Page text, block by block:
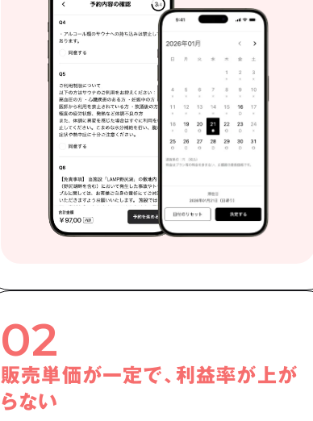
02
販売単価が一定で、利益率が上が
らない